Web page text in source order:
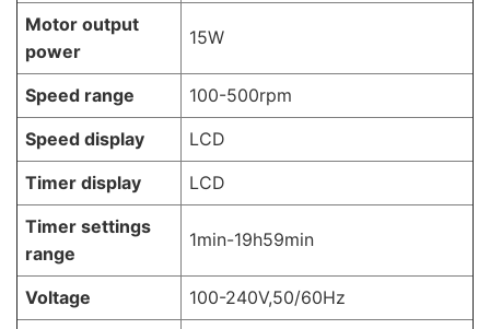
Motor output
power
15W
Speed range
100-500rpm
Speed display
LCD
Timer display
LCD
Timer settings
range
1min-19h59min
Voltage
100-240V,50/60Hz